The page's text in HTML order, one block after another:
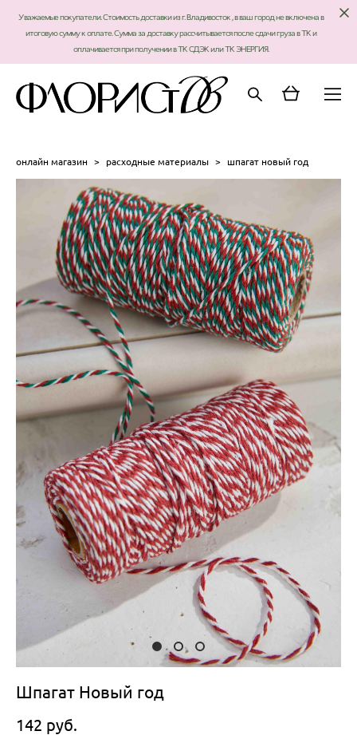
Уважаемые покупатели. Стоимость доставки из г. Владивосток , в ваш город не включена в
итоговую сумму к оплате. Сумма за доставку рассчитывается после сдачи груза в ТК и
оплачивается при получении в ТК СДЭК или ТК ЭНЕРГИЯ.
онлайн магазин > расходные материалы > шпагат новый год
Шпагат Новый год
142 pуб.